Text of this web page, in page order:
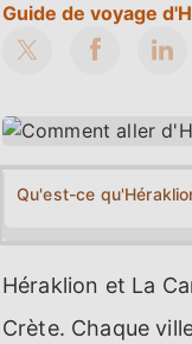
Guide de voyage
Qu'est-ce
Héraklion et La
Crète. Chaque